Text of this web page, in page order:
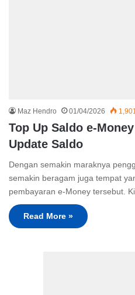
Maz Hendro 01/04/2026
Top Up Saldo e-
Update Saldo
Dengan semakin maraknya
semakin beragam juga tempat
pembayaran e-Money tersebut.
Read More »